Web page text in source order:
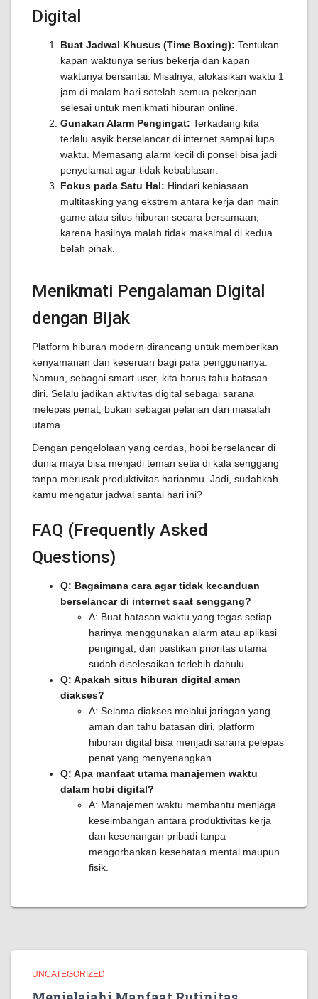
Digital
Buat Jadwal Khusus (Time Boxing): Tentukan
kapan waktunya serius bekerja dan kapan
waktunya bersantai. Misalnya, alokasikan waktu 1
jam di malam hari setelah semua pekerjaan
selesai untuk menikmati hiburan online.
Gunakan Alarm Pengingat: Terkadang kita
terlalu asyik berselancar di internet sampai lupa
waktu. Memasang alarm kecil di ponsel bisa jadi
penyelamat agar tidak kebablasan.
Fokus pada Satu Hal: Hindari kebiasaan
multitasking yang ekstrem antara kerja dan main
game atau situs hiburan secara bersamaan,
karena hasilnya malah tidak maksimal di kedua
belah pihak.
Menikmati Pengalaman Digital
dengan Bijak
Platform hiburan modern dirancang untuk memberikan
kenyamanan dan keseruan bagi para penggunanya.
Namun, sebagai smart user, kita harus tahu batasan
diri. Selalu jadikan aktivitas digital sebagai sarana
melepas penat, bukan sebagai pelarian dari masalah
utama.
Dengan pengelolaan yang cerdas, hobi berselancar di
dunia maya bisa menjadi teman setia di kala senggang
tanpa merusak produktivitas harianmu. Jadi, sudahkah
kamu mengatur jadwal santai hari ini?
FAQ (Frequently Asked
Questions)
Q: Bagaimana cara agar tidak kecanduan
berselancar di internet saat senggang?
A: Buat batasan waktu yang tegas setiap
harinya menggunakan alarm atau aplikasi
pengingat, dan pastikan prioritas utama
sudah diselesaikan terlebih dahulu.
Q: Apakah situs hiburan digital aman
diakses?
A: Selama diakses melalui jaringan yang
aman dan tahu batasan diri, platform
hiburan digital bisa menjadi sarana pelepas
penat yang menyenangkan.
Q: Apa manfaat utama manajemen waktu
dalam hobi digital?
A: Manajemen waktu membantu menjaga
keseimbangan antara produktivitas kerja
dan kesenangan pribadi tanpa
mengorbankan kesehatan mental maupun
fisik.
UNCATEGORIZED